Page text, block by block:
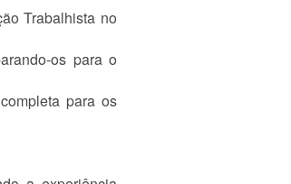
Trabalhista no
os para o
para os